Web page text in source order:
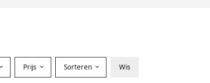
Prijs Sorteren Wis